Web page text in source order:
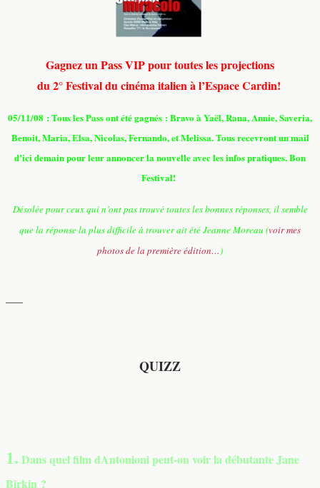
Gagnez un Pass VIP pour toutes les projections
du 2° Festival du cinéma italien à l’Espace Cardin!
05/11/08 : Tous les Pass ont été gagnés : Bravo à Yaël, Rana, Annie, Saveria,
Benoit, Maria, Elsa, Nicolas, Fernando, et Melissa. Tous recevront un mail
d’ici demain pour leur annoncer la nouvelle avec les infos pratiques. Bon
Festival!
Désolée pour ceux qui n’ont pas trouvé toutes les bonnes réponses, il semble
que la réponse la plus difficile à trouver ait été Jeanne Moreau (voir mes
photos de la première édition…)
—–
QUIZZ
1. Dans quel film dAntonioni peut-on voir la débutante Jane
Birkin ?